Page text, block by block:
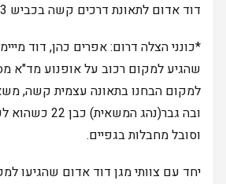
דוד אדום לתאונת דרכים קשה בכביש 293 צומת אשבול.
*כונני הצלה דרום: אפרים כהן, דוד
שהגיע למקום רכוב על אופנוע מד"א
למקום הבחנו בתאונה עצמית קשה,
ובה גבר(נהג
וסובל מחבלות בגפיים.
יחד עם צוותי מגן דוד אדום שהגיעו